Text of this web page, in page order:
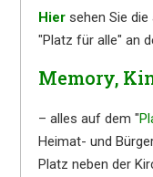
Hier sehen Sie
"Platz für alle" an
Memory,
– alles auf dem "
Heimat- und
Platz neben der